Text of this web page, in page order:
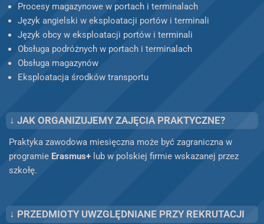
Procesy magazynowe w portach i terminalach
Język angielski w eksploatacji portów i terminali
Język obcy w eksploatacji portów i terminali
Obsługa podróżnych w portach i terminalach
Obsługa magazynów
Eksploatacja środków transportu
↓ JAK ORGANIZUJEMY ZAJĘCIA PRAKTYCZNE?
Praktyka zawodowa miesięczna może być zagraniczna w
programie Erasmus+ lub w polskiej firmie wskazanej przez
szkołę.
↓ PRZEDMIOTY UWZGLĘDNIANE PRZY REKRUTACJI